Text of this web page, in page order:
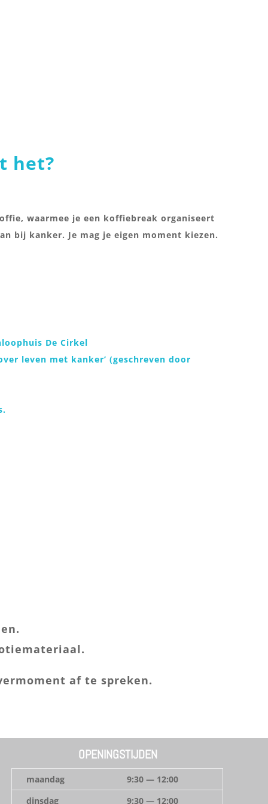
het?
waarmee je een koffiebreak organiseert
bij kanker. Je mag je eigen moment kiezen.
De Cirkel
leven met kanker’ (geschreven door
af te spreken.
OPENINGSTIJDEN
maandag
9:30 — 12:00
dinsdag
9:30 — 12:00